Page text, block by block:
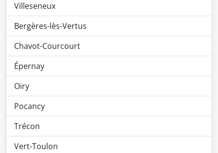
Villeseneux
Bergères-lès-Vertus
Chavot-Courcourt
Épernay
Oiry
Pocancy
Trécon
Vert-Toulon